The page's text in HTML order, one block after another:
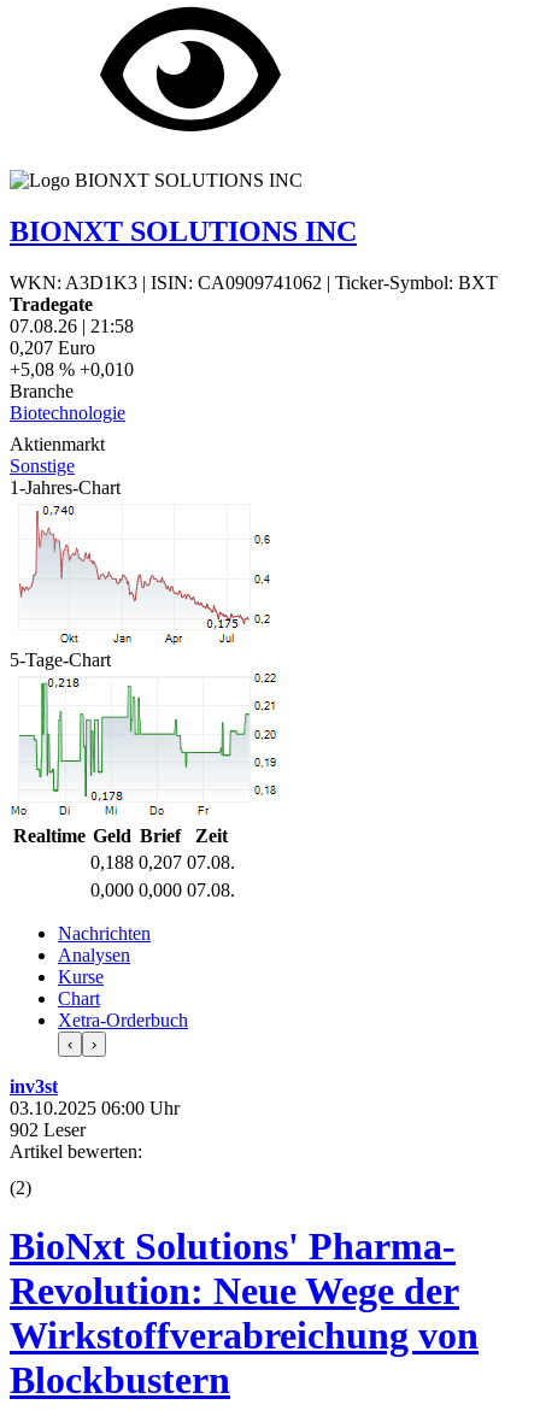
BIONXT SOLUTIONS INC
WKN: A3D1K3 | ISIN: CA0909741062 | Ticker-Symbol: BXT
Tradegate
07.08.26 | 21:58
0,207 Euro
+5,08 % +0,010
Branche
Biotechnologie
Aktienmarkt
Sonstige
1-Jahres-Chart
5-Tage-Chart
Realtime Geld Brief
Zeit
0,188 0,207 07.08.
0,000 0,000 07.08.
Nachrichten
Analysen
Kurse
Chart
Xetra-Orderbuch
‹ ›
inv3st
03.10.2025 06:00 Uhr
902 Leser
Artikel bewerten:
(2)
BioNxt Solutions' Pharma-
Revolution: Neue Wege der
Wirkstoffverabreichung von
Blockbustern